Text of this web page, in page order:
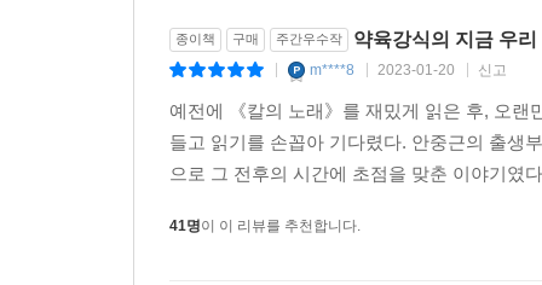
이러한 공술들은 소설적 각색을 허용하지 않을
여지를 남기지 않는다. 김훈은 이 기록들에서
옳다고 생각하는 일에 짧은 생애를 바친 청년들
신념을 지키는 일의 어려움과
종이책 구매 주간우수작 약육강식의 지금 우
m****8 2023-01-20 신고
예전에 《칼의 노래》를 재밌게 읽은 후, 오
들고 읽기를 손꼽아 기다렸다. 안중근의 출생
으로 그 전후의 시간에 초점을 맞춘 이야기였
41명이 이 리뷰를 추천합니다.